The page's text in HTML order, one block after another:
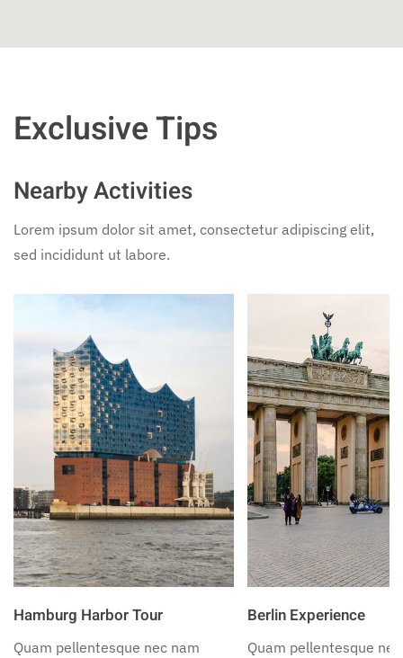
Exclusive Tips
Nearby Activities
Lorem ipsum dolor sit amet, consectetur adipiscing elit,
sed incididunt ut labore.
Hamburg Harbor Tour
Quam pellentesque nec nam
Berlin Experience
Quam pellentesque